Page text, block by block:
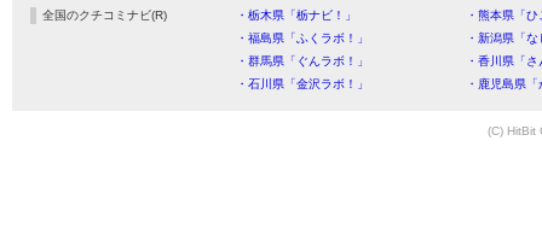
全国のクチコミナビ(R) ・栃木県「栃ナビ！」
・熊本県「
・福島県「ふくラボ！」
・新潟県「
・群馬県「ぐんラボ！」
・香川県「
・石川県「金沢ラボ！」
・鹿児島県
(C) HitBit